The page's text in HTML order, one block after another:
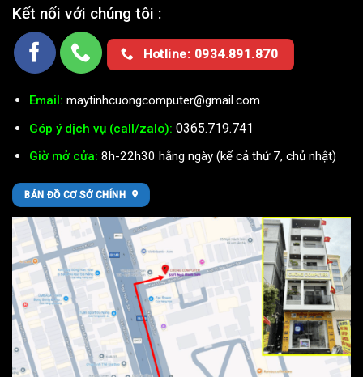
Kết nối với chúng tôi :
Hotline: 0934.891.870
Email: maytinhcuongcomputer@gmail.com
Góp ý dịch vụ (call/zalo): 0365.719.741
Giờ mở cửa: 8h-22h30 hằng ngày (kể cả thứ 7, chủ nhật)
BẢN ĐỒ CƠ SỞ CHÍNH